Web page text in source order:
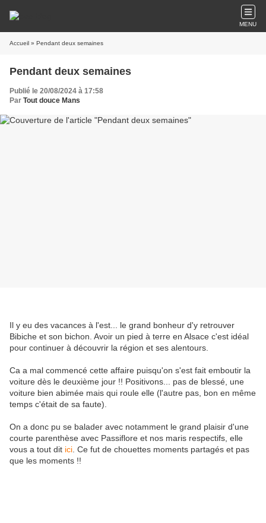
MENU
Accueil » Pendant deux semaines
Pendant deux semaines
Publié le 20/08/2024 à 17:58
Par Tout douce Mans
Il y eu des vacances à l'est... le grand bonheur d'y retrouver
Bibiche et son bichon. Avoir un pied à terre en Alsace c'est idéal
pour continuer à découvrir la région et ses alentours.
Ca a mal commencé cette affaire puisqu'on s'est fait emboutir la
voiture dès le deuxième jour !! Positivons... pas de blessé, une
voiture bien abimée mais qui roule elle (l'autre pas, bon en même
temps c'était de sa faute).
On a donc pu se balader avec notamment le grand plaisir d'une
courte parenthèse avec Passiflore et nos maris respectifs, elle
vous a tout dit ici . Ce fut de chouettes moments partagés et pas
que les moments !!